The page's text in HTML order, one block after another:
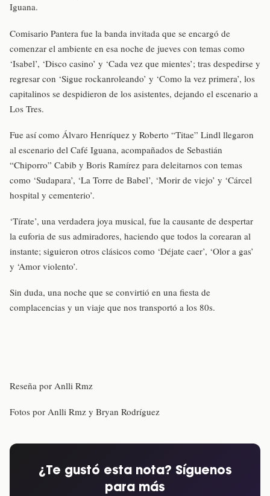
Iguana.
Comisario Pantera fue la banda invitada que se encargó de
comenzar el ambiente en esa noche de jueves con temas como
‘Isabel’, ‘Disco casino’ y ‘Cada vez que mientes’; tras despedirse y
regresar con ‘Sigue rockanroleando’ y ‘Como la vez primera’, los
capitalinos se despidieron de los asistentes, dejando el escenario a
Los Tres.
Fue así como Álvaro Henríquez y Roberto “Titae” Lindl llegaron
al escenario del Café Iguana, acompañados de Sebastián
“Chiporro” Cabib y Boris Ramírez para deleitarnos con temas
como ‘Sudapara’, ‘La Torre de Babel’, ‘Morir de viejo’ y ‘Cárcel
hospital y cementerio’.
‘Tírate’, una verdadera joya musical, fue la causante de despertar
la euforia de sus admiradores, haciendo que todos la corearan al
instante; siguieron otros clásicos como ‘Déjate caer’, ‘Olor a gas’
y ‘Amor violento’.
Sin duda, una noche que se convirtió en una fiesta de
complacencias y un viaje que nos transportó a los 80s.
Reseña por Anlli Rmz
Fotos por Anlli Rmz y Bryan Rodríguez
¿Te gustó esta nota? Síguenos
para más